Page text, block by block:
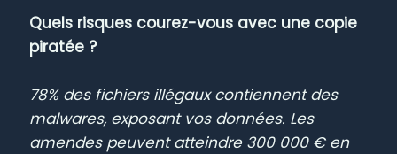
Quels risques courez-vous avec une copie
piratée ?
78% des fichiers illégaux contiennent des
malwares, exposant vos données. Les
amendes peuvent atteindre 300 000 € en